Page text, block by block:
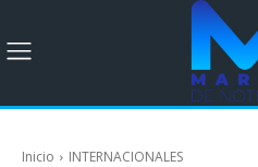
Inicio INTERNACIONALES